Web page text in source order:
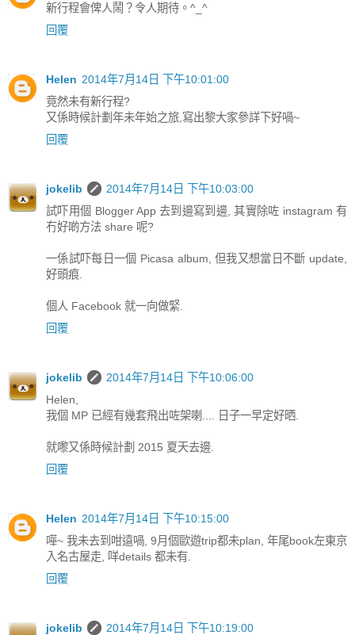
新行程會俾人鬧？令人期待。^_^
回覆
Helen 2014年7月14日 下午10:01:00
竟然未有新行程?
又係時候計劃年未年始之旅,寫出黎大家參詳下好喎~
回覆
jokelib
2014年7月14日 下午10:03:00
試吓用個 Blogger App 去到邊寫到邊, 其實除咗 instagram 有
冇好啲方法 share 呢?
一係試吓每日一個 Picasa album, 但我又想當日不斷 update,
好頭痕.
個人 Facebook 就一向做緊.
回覆
jokelib
2014年7月14日 下午10:06:00
Helen,
我個 MP 已經有幾套飛出咗架喇.... 日子一早定好晒.
就嚟又係時候計劃 2015 夏天去邊.
回覆
Helen 2014年7月14日 下午10:15:00
嘩~ 我未去到咁遠喎, 9月個歐遊trip都未plan, 年尾book左東京
入名古屋走, 咩details 都未有.
回覆
jokelib
2014年7月14日 下午10:19:00